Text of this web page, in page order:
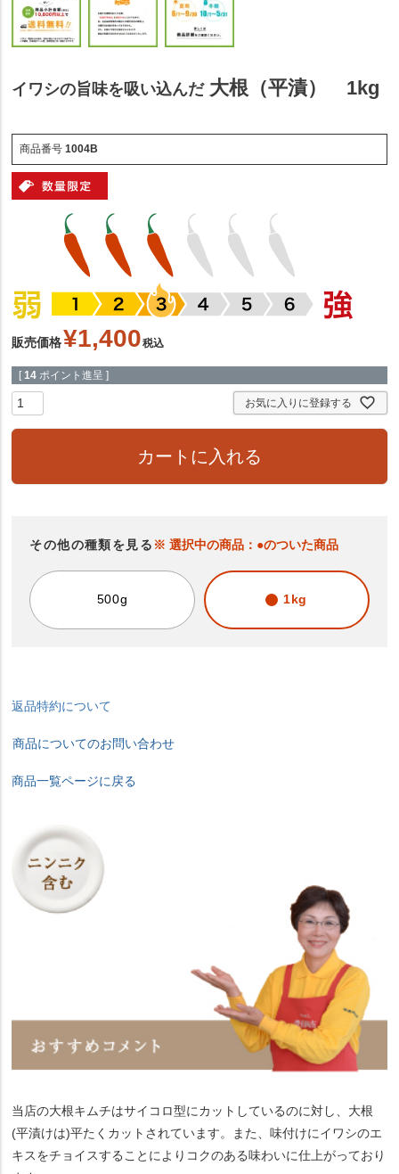
イワシの旨味を吸い込んだ 大根（平漬） 1kg
商品番号 1004B
販売価格¥1,400税込
[ 14 ポイント進呈 ]
お気に入りに登録する
カートに入れる
その他の種類を見る ※ 選択中の商品：●のついた商品
500g 1kg
返品特約について
商品についてのお問い合わせ
商品一覧ページに戻る
当店の大根キムチはサイコロ型にカットしているのに対し、大根
(平漬けは)平たくカットされています。また、味付けにイワシのエ
キスをチョイスすることによりコクのある味わいに仕上がっており